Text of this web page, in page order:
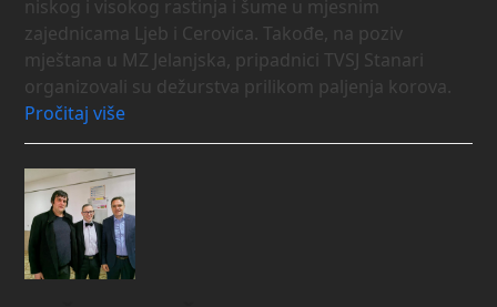
niskog i visokog rastinja i šume u mjesnim
zajednicama Ljeb i Cerovica. Takođe, na poziv
mještana u MZ Jelanjska, pripadnici TVSJ Stanari
organizovali su dežurstva prilikom paljenja korova.
Pročitaj više